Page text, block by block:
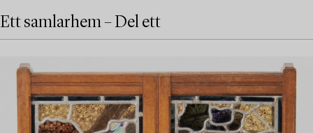
Ett samlarhem – Del ett